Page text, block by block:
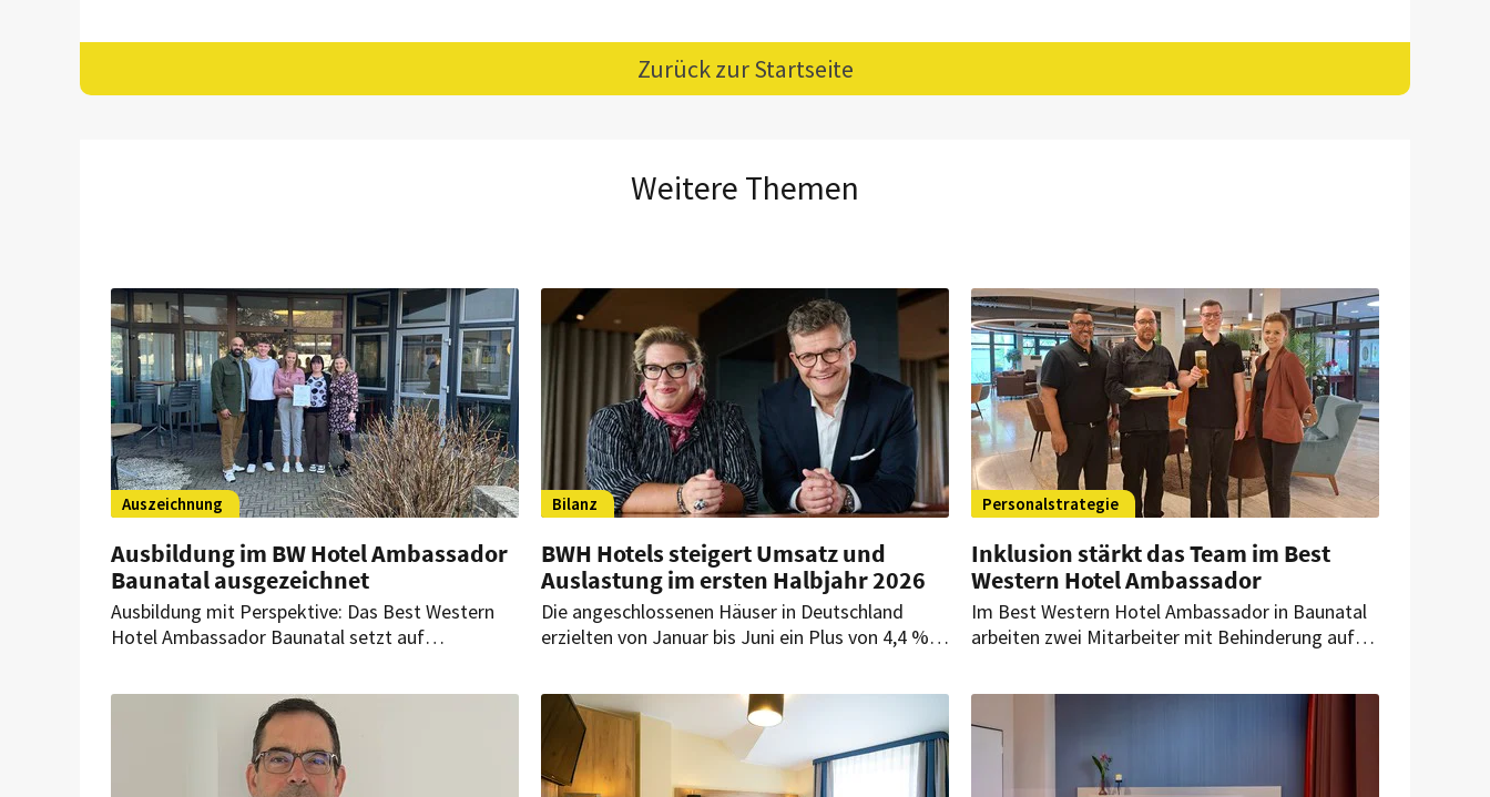
Zurück zur Startseite
Weitere Themen
Auszeichnung
Ausbildung im BW Hotel Ambassador
Baunatal ausgezeichnet
Ausbildung mit Perspektive: Das Best Western
Hotel Ambassador Baunatal setzt auf
starke Teamkultur – und wird dafür als Top-
Ausbildungsbetrieb ausgezeichnet.
Bilanz
BWH Hotels steigert Umsatz und
Auslastung im ersten Halbjahr 2026
Die angeschlossenen Häuser in Deutschland
erzielten von Januar bis Juni ein Plus von 4,4 %.
durchschnittliche Tagesrate zurückging.
Personalstrategie
Inklusion stärkt das Team im Best
Western Hotel Ambassador
Im Best Western Hotel Ambassador in Baunatal
arbeiten zwei Mitarbeiter mit Behinderung auf
Inklusion den Hotelalltag bereichern und zu einer
offenen Unternehmenskultur beitragen kann.